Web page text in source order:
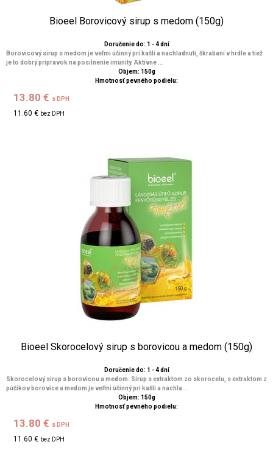
Bioeel Borovicový sirup s medom (150g)
Doručenie do: 1 - 4 dní
Borovicový sirup s medom je veľmi účinný pri kašli a nachladnutí, škrabaní v hrdle a tiež
je to dobrý prípravok na posilnenie imunity. Aktívne ...
Objem: 150g
Hmotnosť pevného podielu:
13.80 € s DPH
11.60 € bez DPH
Bioeel Skorocelový sirup s borovicou a medom (150g)
Doručenie do: 1 - 4 dní
Skorocelový sirup s borovicou a medom. Sirup s extraktom zo skorocelu, s extraktom z
púčikov borovice a medom je veľmi účinný pri kašli a nachla...
Objem: 150g
Hmotnosť pevného podielu:
13.80 € s DPH
11.60 € bez DPH